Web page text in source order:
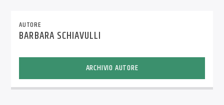
AUTORE
BARBARA SCHIAVULLI
ARCHIVIO AUTORE